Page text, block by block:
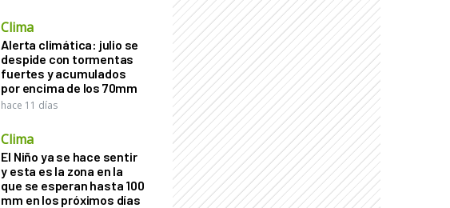
Clima
Alerta climática: julio se
despide con tormentas
fuertes y acumulados
por encima de los 70mm
hace 11 días
Clima
El Niño ya se hace sentir
y esta es la zona en la
que se esperan hasta 100
mm en los próximos días